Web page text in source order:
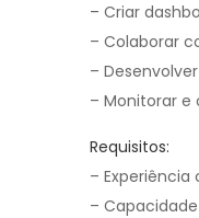
– Criar
– Colaborar
–
– Monitorar e
Requisitos:
–
–